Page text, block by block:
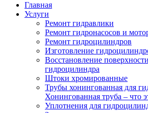
Главная
Услуги
Ремонт гидравлики
Ремонт гидронасосов и
Ремонт гидроцилиндров
Изготовление
Восстановление
гидроцилиндра
Штоки хромированные
Трубы хонингованная для
Хонингованная труба – что
Уплотнения для